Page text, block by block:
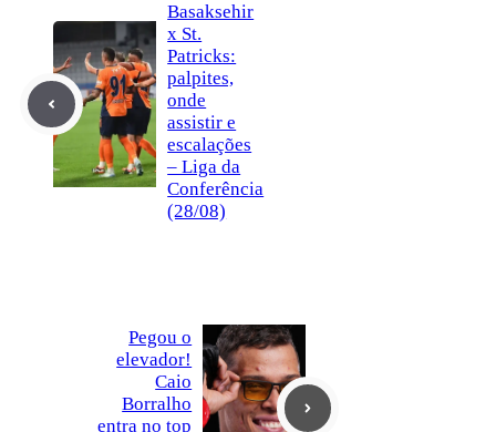
Basaksehir
x St.
Patricks:
palpites,
onde
assistir e
escalações
– Liga da
Conferência
(28/08)
Pegou o
elevador!
Caio
Borralho
entra no top